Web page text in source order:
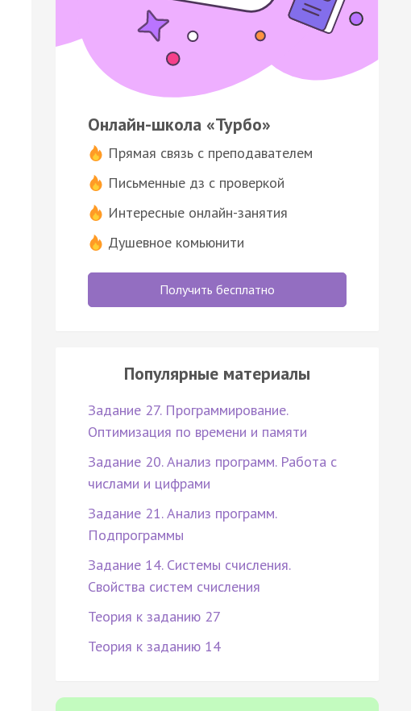
Онлайн-школа «Турбо»
Прямая связь с преподавателем
Письменные дз с проверкой
Интересные онлайн-занятия
Душевное комьюнити
Получить бесплатно
Популярные материалы
Задание 27. Программирование.
Оптимизация по времени и памяти
Задание 20. Анализ программ. Работа с
числами и цифрами
Задание 21. Анализ программ.
Подпрограммы
Задание 14. Системы счисления.
Свойства систем счисления
Теория к заданию 27
Теория к заданию 14